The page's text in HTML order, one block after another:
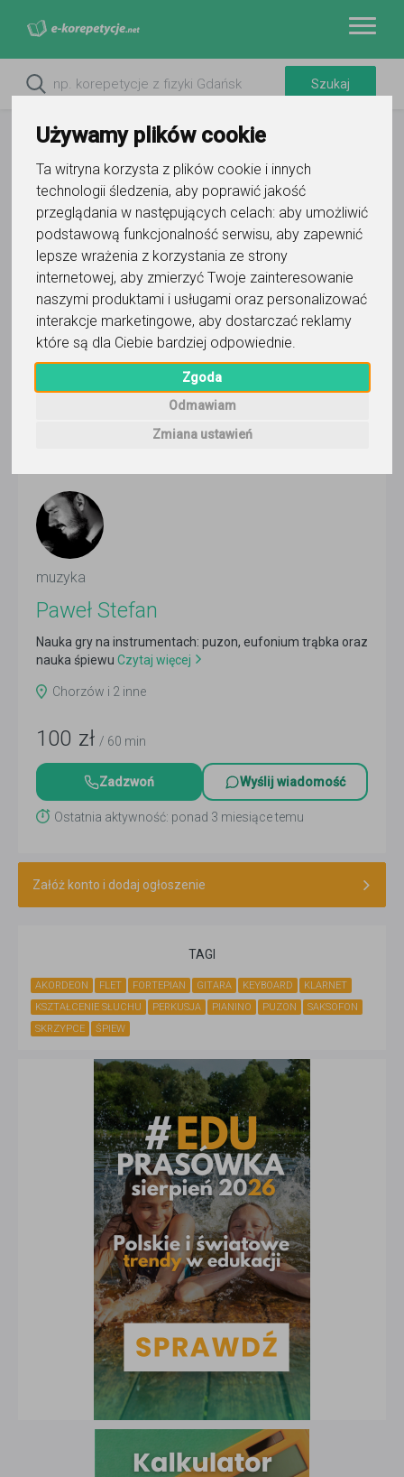
Używamy plików cookie
Ta witryna korzysta z plików cookie i innych
technologii śledzenia, aby poprawić jakość
przeglądania w następujących celach: aby umożliwić
podstawową funkcjonalność serwisu, aby zapewnić
lepsze wrażenia z korzystania ze strony
internetowej, aby zmierzyć Twoje zainteresowanie
naszymi produktami i usługami oraz personalizować
interakcje marketingowe, aby dostarczać reklamy
które są dla Ciebie bardziej odpowiednie.
Zgoda
Odmawiam
Zmiana ustawień
Filtry
Puzon Chorzów śląskie
muzyka
Paweł Stefan
Nauka gry na instrumentach: puzon, eufonium trąbka oraz
nauka śpiewu Czytaj więcej
Chorzów i 2 inne
100 zł / 60 min
Zadzwoń Wyślij wiadomość
Ostatnia aktywność: ponad 3 miesiące temu
Załóż konto i dodaj ogłoszenie
TAGI
AKORDEON FLET FORTEPIAN GITARA KEYBOARD
KLARNET
KSZTAŁCENIE SŁUCHU
PERKUSJA PIANINO PUZON
SAKSOFON
SKRZYPCE
ŚPIEW